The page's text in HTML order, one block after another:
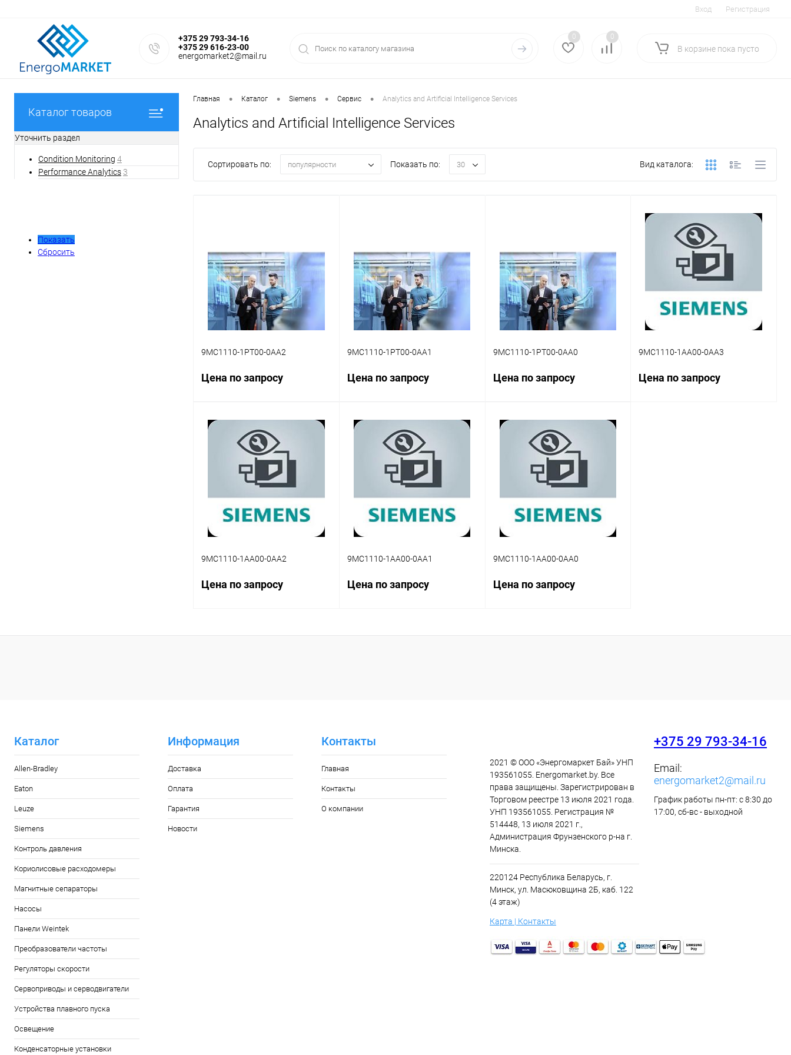
Вход Регистрация
+375 29 793-34-16
+375 29 616-23-00
energomarket2@mail.ru
0 0
В корзине пока пусто
Каталог товаров
Уточнить раздел
Condition Monitoring 4
Performance Analytics3
Показать
Сбросить
Главная • Каталог • Siemens • Сервис • Analytics and Artificial Intelligence Services
Analytics and Artificial Intelligence Services
Сортировать по: популярности Показать по: 30 Вид каталога:
9MC1110-1PT00-0AA2
Цена по запросу
Купить в 1 клик
В избранное
уточняйте
9MC1110-1PT00-0AA1
Цена по запросу
Купить в 1 клик
В избранное
уточняйте
9MC1110-1PT00-0AA0
Цена по запросу
Купить в 1 клик
В избранное
уточняйте
9MC1110-1AA00-0AA3
Цена по запросу
9MC1110-1AA00-0AA2
Цена по запросу
Запросить цену
9MC1110-1AA00-0AA1
Цена по запросу
Запросить цену
9MC1110-1AA00-0AA0
Цена по запросу
Запросить цену
Каталог
Allen-Bradley
Eaton
Leuze
Siemens
Контроль давления
Кориолисовые расходомеры
Магнитные сепараторы
Насосы
Панели Weintek
Преобразователи частоты
Регуляторы скорости
Сервоприводы и серводвигатели
Устройства плавного пуска
Освещение
Конденсаторные установки
Информация
Доставка
Оплата
Гарантия
Новости
Контакты
Главная
Контакты
О компании
2021 © ООО «Энергомаркет Бай» УНП
193561055. Energomarket.by. Все
права защищены. Зарегистрирован в
Торговом реестре 13 июля 2021 года.
УНП 193561055. Регистрация №
514448, 13 июля 2021 г.,
Администрация Фрунзенского р-на г.
Минска.
220124 Республика Беларусь, г.
Минск, ул. Масюковщина 2Б, каб. 122
(4 этаж)
Карта | Контакты
+375 29 793-34-16
Email:
energomarket2@mail.ru
График работы пн-пт: с 8:30 до
17:00, сб-вс - выходной